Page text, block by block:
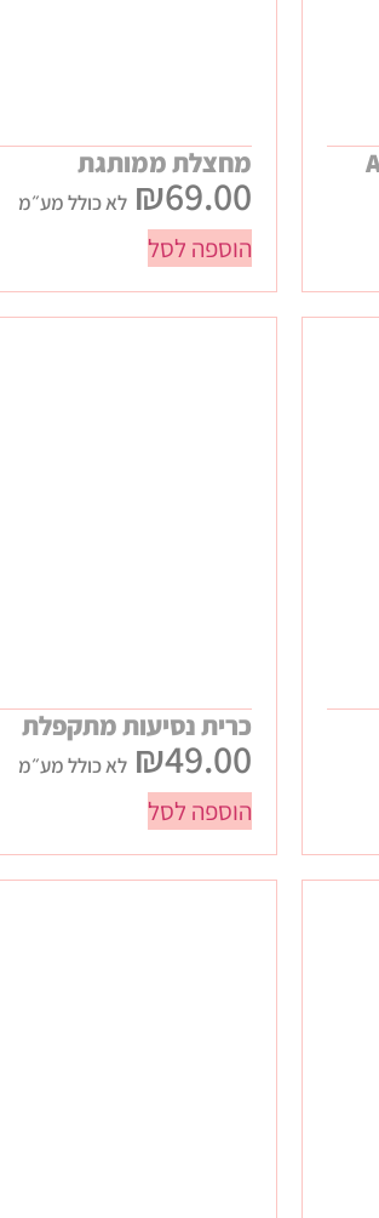
מחצלת ממותגת
₪69.00 לא כולל מע״מ
הוספה לסל
כרית נסיעות מתקפלת
₪49.00 לא כולל מע״מ
הוספה לסל